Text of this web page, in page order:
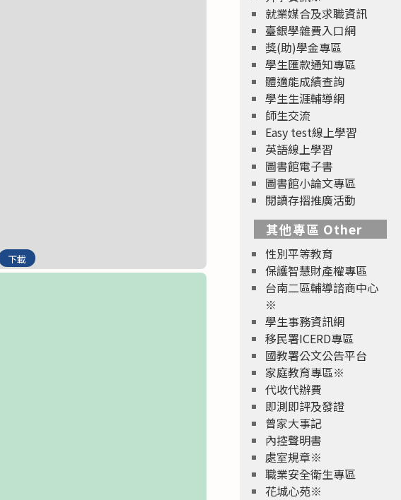
下載
就業媒合及求職資訊
臺銀學雜費入口網
獎(助)學金專區
學生匯款通知專區
體適能成績查詢
學生生涯輔導網
師生交流
Easy test線上學習
英語線上學習
圖書館電子書
圖書館小論文專區
閱讀存摺推廣活動
其他專區 Other
性別平等教育
保護智慧財產權專區
台南二區輔導諮商中心
※
學生事務資訊網
移民署ICERD專區
國教署公文公告平台
家庭教育專區※
代收代辦費
即測即評及發證
曾家大事記
內控聲明書
處室規章※
職業安全衛生專區
花城心苑※